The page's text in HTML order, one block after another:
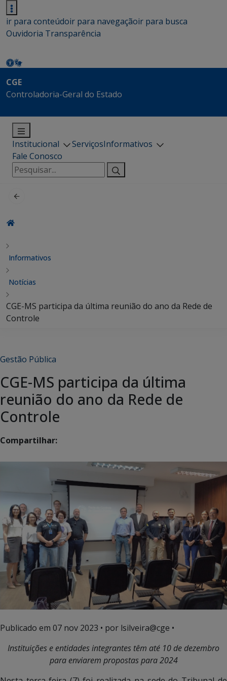
ir para conteúdoir para navegaçãoir para busca
Ouvidoria Transparência
CGE
Controladoria-Geral do Estado
Institucional ServiçosInformativos
Fale Conosco
Pesquisar
por:
Informativos
Notícias
CGE-MS participa da última reunião do ano da Rede de
Controle
Gestão Pública
CGE-MS participa da última
reunião do ano da Rede de
Controle
Compartilhar:
Publicado em 07 nov 2023 • por lsilveira@cge •
Instituições e entidades integrantes têm até 10 de dezembro
para enviarem propostas para 2024